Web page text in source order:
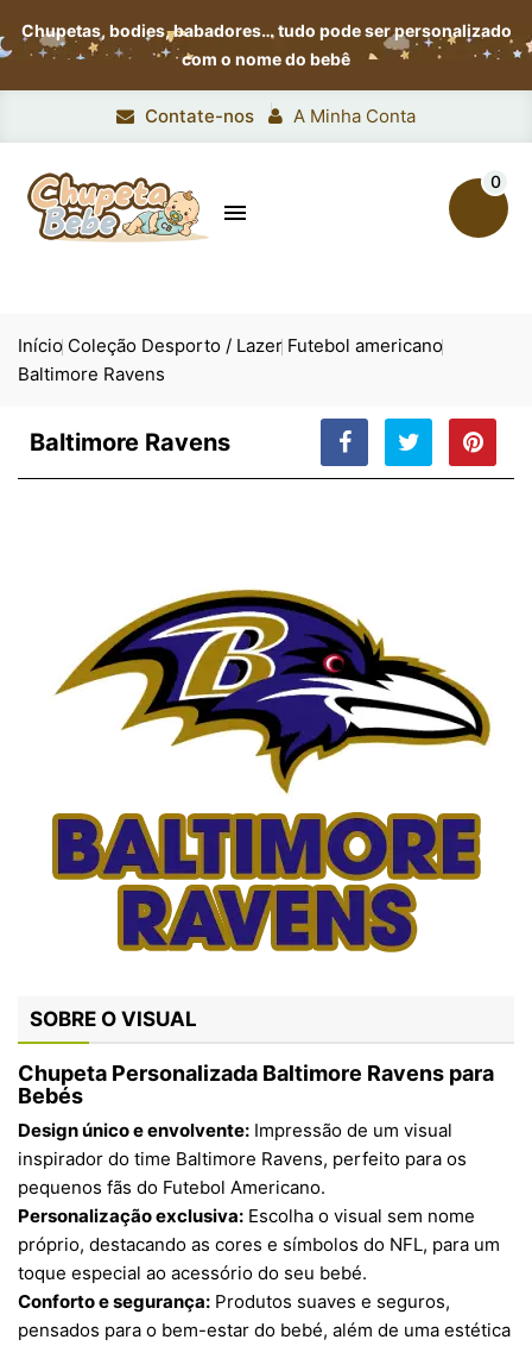
Chupetas, bodies, babadores…tudo pode ser personalizado
com o nome do bebê
Contate-nos A Minha Conta

0
Início Coleção Desporto / Lazer Futebol americano
Baltimore Ravens
Baltimore Ravens
SOBRE O VISUAL
Chupeta Personalizada Baltimore Ravens para
Bebés
Design único e envolvente: Impressão de um visual
inspirador do time Baltimore Ravens, perfeito para os
pequenos fãs do Futebol Americano.
Personalização exclusiva: Escolha o visual sem nome
próprio, destacando as cores e símbolos do NFL, para um
toque especial ao acessório do seu bebé.
Conforto e segurança: Produtos suaves e seguros,
pensados para o bem-estar do bebé, além de uma estética